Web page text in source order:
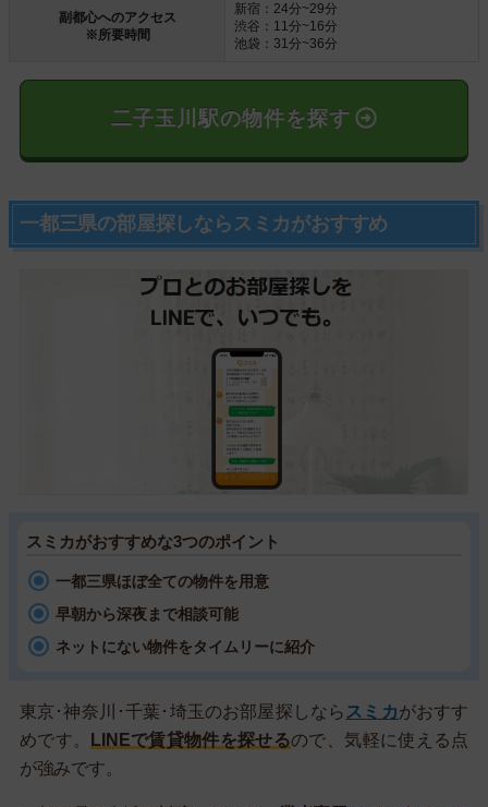
副都心へのアクセス
※所要時間
新宿：24分~29分
渋谷：11分~16分
池袋：31分~36分
二子玉川駅の物件を探す
一都三県の部屋探しならスミカがおすすめ
スミカがおすすめな3つのポイント
一都三県ほぼ全ての物件を用意
早朝から深夜まで相談可能
ネットにない物件をタイムリーに紹介
東京･神奈川･千葉･埼玉のお部屋探しなら スミカがおすす
めです。
LINEで賃貸物件を探せるので、気軽に使える点
が強みです。